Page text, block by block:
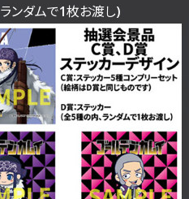
ンダムで1枚お渡し)